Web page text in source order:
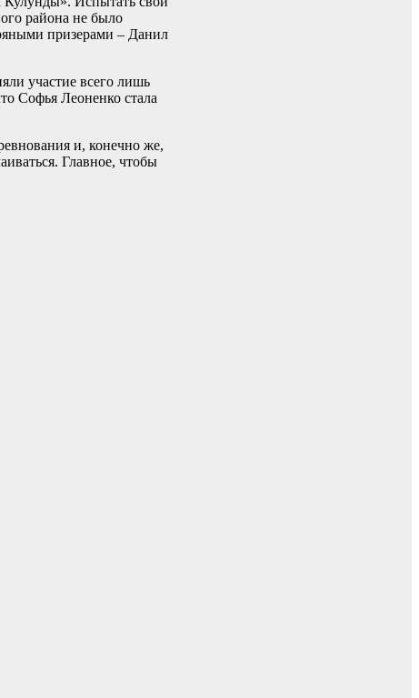
района не было
призерами – Данил
участие всего лишь
Софья Леоненко стала
и, конечно же,
Главное, чтобы